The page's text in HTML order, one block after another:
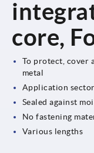
core,
To protect, cover
metal
Application
Sealed against
No fastening
Various lengths